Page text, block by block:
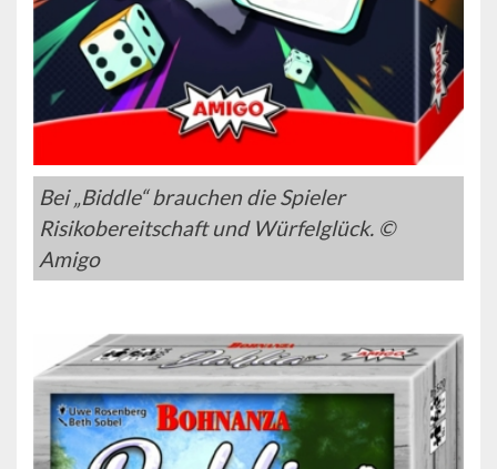
Bei „Biddle“ brauchen die Spieler
Risikobereitschaft und Würfelglück. ©
Amigo